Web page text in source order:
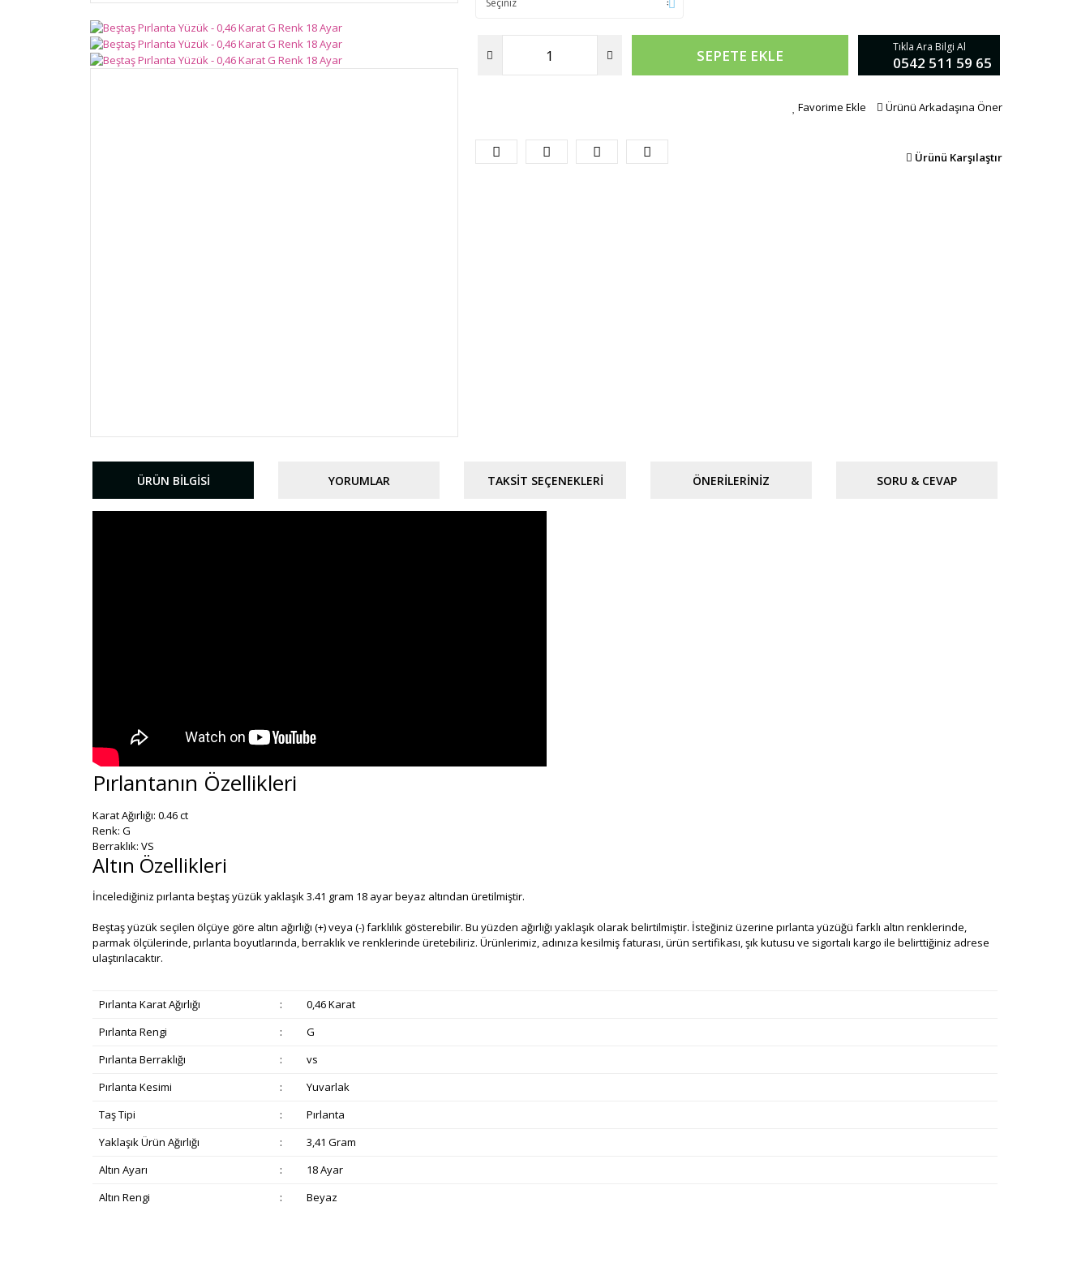
SEPETE EKLE Tıkla Ara Bilgi Al
0542 511 59 65
Favorime Ekle Ürünü Arkadaşına Öner
Ürünü Karşılaştır
ÜRÜN BILGISI YORUMLAR TAKSIT SEÇENEKLERI ÖNERILERINIZ SORU & CEVAP
Pırlantanın Özellikleri
Karat Ağırlığı: 0.46 ct
Renk: G
Berraklık: VS
Altın Özellikleri
İncelediğiniz pırlanta beştaş yüzük yaklaşık 3.41 gram 18 ayar beyaz altından üretilmiştir.
Beştaş yüzük seçilen ölçüye göre altın ağırlığı (+) veya (-) farklılık gösterebilir. Bu yüzden ağırlığı yaklaşık olarak belirtilmiştir. İsteğiniz üzerine pırlanta yüzüğü farklı altın renklerinde,
parmak ölçülerinde, pırlanta boyutlarında, berraklık ve renklerinde üretebiliriz. Ürünlerimiz, adınıza kesilmiş faturası, ürün sertifikası, şık kutusu ve sigortalı kargo ile belirttiğiniz adrese
ulaştırılacaktır.
Pırlanta Karat Ağırlığı :
0,46 Karat
Pırlanta Rengi
:
G
Pırlanta Berraklığı
:
vs
Pırlanta Kesimi
:
Yuvarlak
Taş Tipi
:
Pırlanta
Yaklaşık Ürün Ağırlığı
:
3,41 Gram
Altın Ayarı
:
18 Ayar
Altın Rengi
: Beyaz